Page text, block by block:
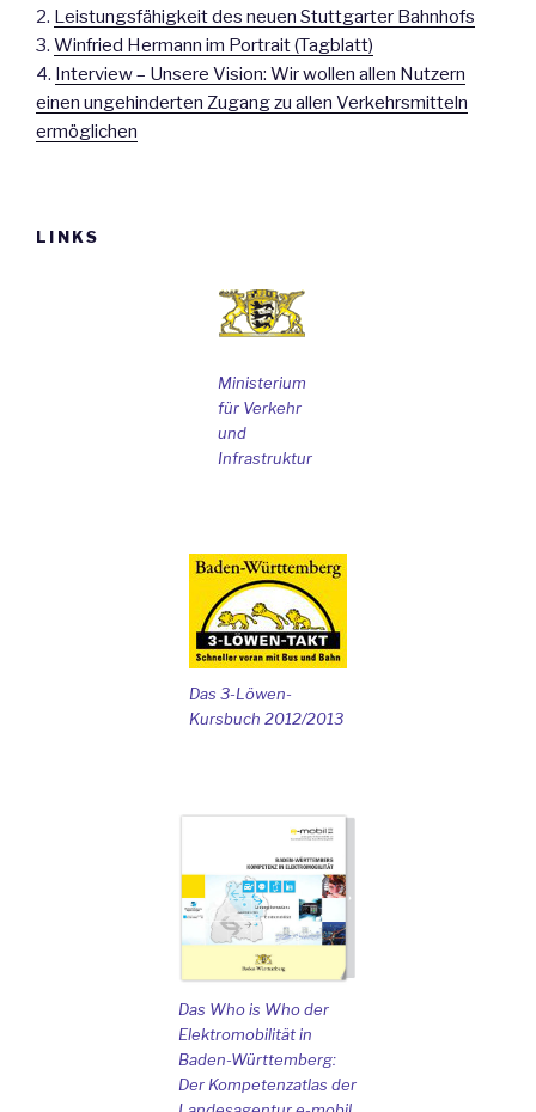
2. Leistungsfähigkeit des neuen Stuttgarter Bahnhofs
3. Winfried Hermann im Portrait (Tagblatt)
4. Interview – Unsere Vision: Wir wollen allen Nutzern
einen ungehinderten Zugang zu allen Verkehrsmitteln
ermöglichen
LINKS
Ministerium
für Verkehr
und
Infrastruktur
Das 3-Löwen-
Kursbuch 2012/2013
Das Who is Who der
Elektromobilität in
Baden-Württemberg:
Der Kompetenzatlas der